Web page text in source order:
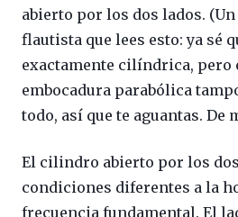
abierto por los dos lados.
flautista que lees esto: ya sé
exactamente cilíndrica, pero
embocadura parabólica
todo, así que te aguantas. De
El cilindro abierto por los
condiciones diferentes a la
frecuencia fundamental. El